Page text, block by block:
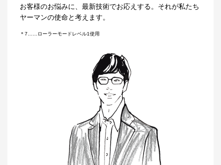
お客様のお悩みに、最新技術でお応えする。それが私たち
ヤーマンの使命と考えます。
＊7……ローラーモードレベル1使用